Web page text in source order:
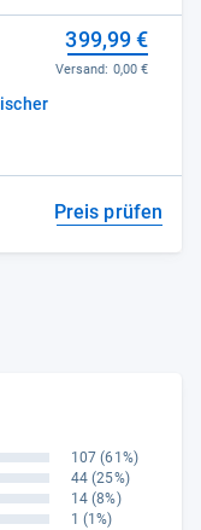
399,99 €
Versand: 0,00 €
Preis prüfen
107 (61%)
44 (25%)
14 (8%)
1 (1%)